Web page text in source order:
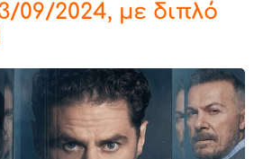
09/2024, με διπλό